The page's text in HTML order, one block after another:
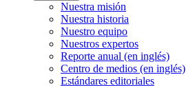
Nuestra misión
Nuestra historia
Nuestro equipo
Nuestros expertos
Reporte anual (en inglés)
Centro de medios (en inglés)
Estándares editoriales